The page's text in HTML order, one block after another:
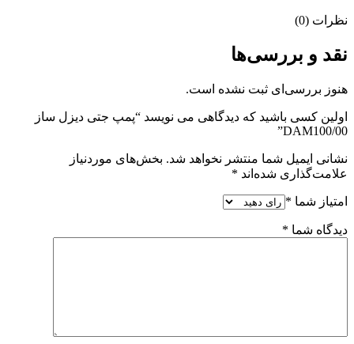
نظرات (0)
نقد و بررسی‌ها
هنوز بررسی‌ای ثبت نشده است.
اولین کسی باشید که دیدگاهی می نویسد “پمپ جتی دیزل ساز
DAM100/00”
نشانی ایمیل شما منتشر نخواهد شد. بخش‌های موردنیاز
علامت‌گذاری شده‌اند *
امتیاز شما *
دیدگاه شما *